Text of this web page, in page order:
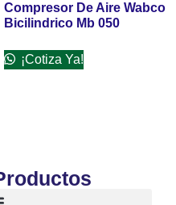
Compresor De Aire Wabco
Bicilindrico Mb 050
¡Cotiza Ya!